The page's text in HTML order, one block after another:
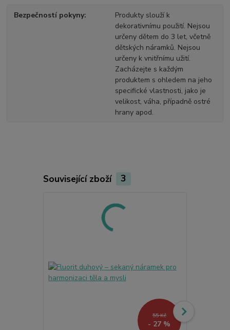
Bezpečností pokyny
Produkty slouží k
dekorativnímu použití. Nejsou
určeny dětem do 3 let, včetně
dětských náramků. Nejsou
určeny k vnitřnímu užití.
Zacházejte s každým
produktem s ohledem na jeho
specifické vlastnosti, jako je
velikost, váha, případně ostré
hrany apod.
Související zboží 3
55 Kč
- 27 %